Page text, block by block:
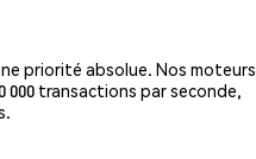
priorité absolue. Nos moteurs
transactions par seconde,